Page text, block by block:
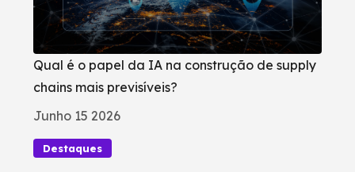
Qual é o papel da IA na construção de supply
chains mais previsíveis?
Junho 15 2026
Destaques